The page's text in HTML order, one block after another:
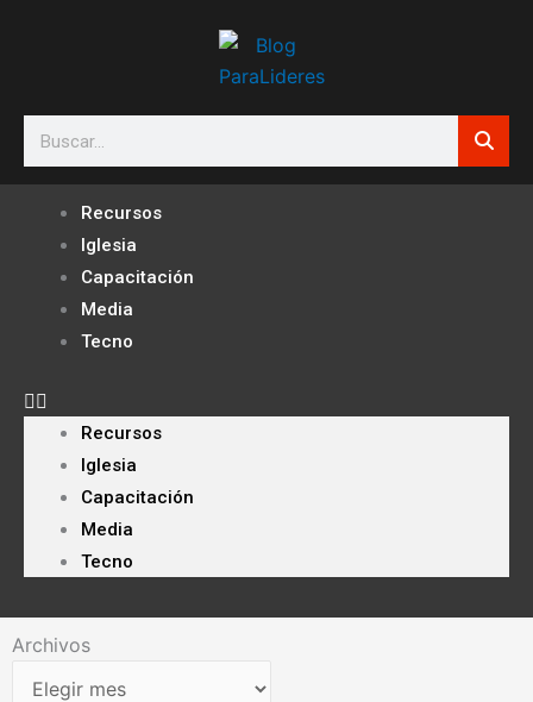
Search
Recursos
Iglesia
Capacitación
Media
Tecno
Recursos
Iglesia
Capacitación
Media
Tecno
Archivos
Archivos